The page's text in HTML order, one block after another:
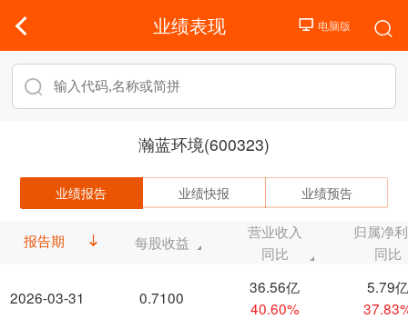
业绩表现
瀚蓝环境(600323)
业绩报告 业绩快报 业绩预告
报告期
2026-03-31
每股收益
营业收入
同比
归属净
同比
0.7100
36.56亿
40.60%
5.79亿